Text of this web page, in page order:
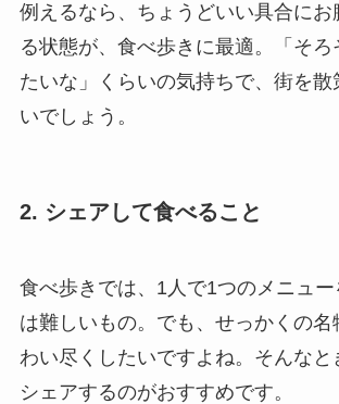
例えるなら、ちょうどいい具合にお
る状態が、食べ歩きに最適。「そ
たいな」くらいの気持ちで、街を散
いでしょう。
2. シェアして食べること
食べ歩きでは、1人で1つのメニュ
は難しいもの。でも、せっかくの名
わい尽くしたいですよね。そんなと
シェアするのがおすすめです。